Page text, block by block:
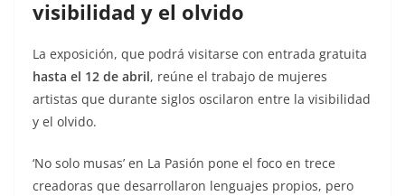
visibilidad y el olvido
La exposición, que podrá visitarse con entrada gratuita
hasta el 12 de abril, reúne el trabajo de mujeres
artistas que durante siglos oscilaron entre la visibilidad
y el olvido.
‘No solo musas’ en La Pasión pone el foco en trece
creadoras que desarrollaron lenguajes propios, pero